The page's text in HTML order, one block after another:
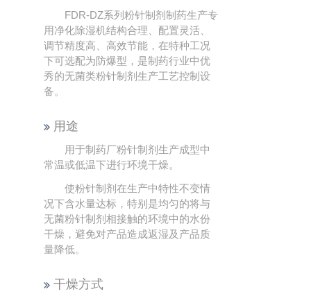
FDR-DZ系列粉针制剂制药生产专
用净化除湿机结构合理、配置灵活、
调节精度高、高效节能，在特种工况
下可选配为防爆型，是制药行业中优
秀的无菌类粉针制剂生产工艺控制设
备。
用途
用于制药厂粉针制剂生产成型中
常温或低温下进行环境干燥。
使粉针制剂在生产中特性不变情
况下含水量达标，特别是均匀的将与
无菌粉针制剂相接触的环境中的水份
干燥，避免对产品造成返湿及产品质
量降低。
干燥方式